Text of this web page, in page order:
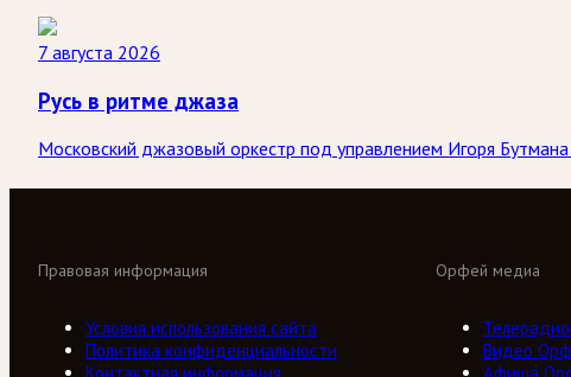
7 августа 2026
Русь в ритме джаза
Московский джазовый оркестр под управлением Игоря
Орфей медиа
Видео
Правовая информация
Условия использования сайта
Политика конфиденциальности